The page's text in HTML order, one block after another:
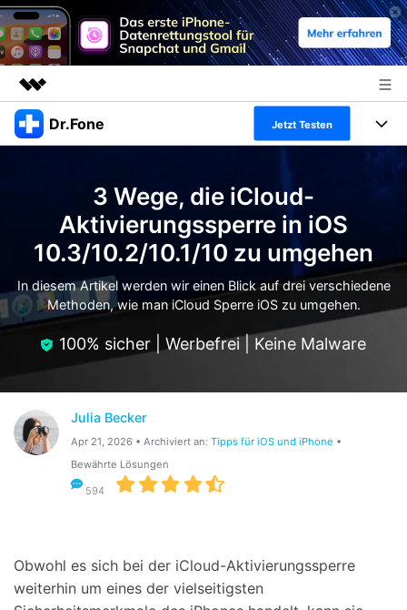
Top-Produkte
Dienstprogramme
Lösungen
Über uns
Presseraum
Shop
Support
Dr.Fone Jetzt Testen
Alles-in-einem-Toolkit
Weitere Tools und Apps
Full Toolkit anzeigen >
Lösungen
Entdecken Sie weitere Dr.Fone-Lösungen
Lernen und Unterstützung
Ressourcen & Lernen
Hilfe und Unterstützung erhalten
Android 16 FRP-Umgehung
DOWNLOAD
Suchen
3 Wege, die iCloud-
Aktivierungssperre in iOS
10.3/10.2/10.1/10 zu umgehen
In diesem Artikel werden wir einen Blick auf drei verschiedene
Methoden, wie man iCloud Sperre iOS zu umgehen.
100% sicher | Werbefrei | Keine Malware
Julia Becker
Apr 21, 2026 • Archiviert an: Tipps für iOS und iPhone •
Bewährte Lösungen
594
Obwohl es sich bei der iCloud-Aktivierungssperre
weiterhin um eines der vielseitigsten